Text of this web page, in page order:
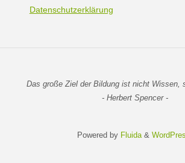
Datenschutzerklärung
Das große Ziel der Bildung ist nicht Wissen,
- Herbert Spencer -
Powered by Fluida&